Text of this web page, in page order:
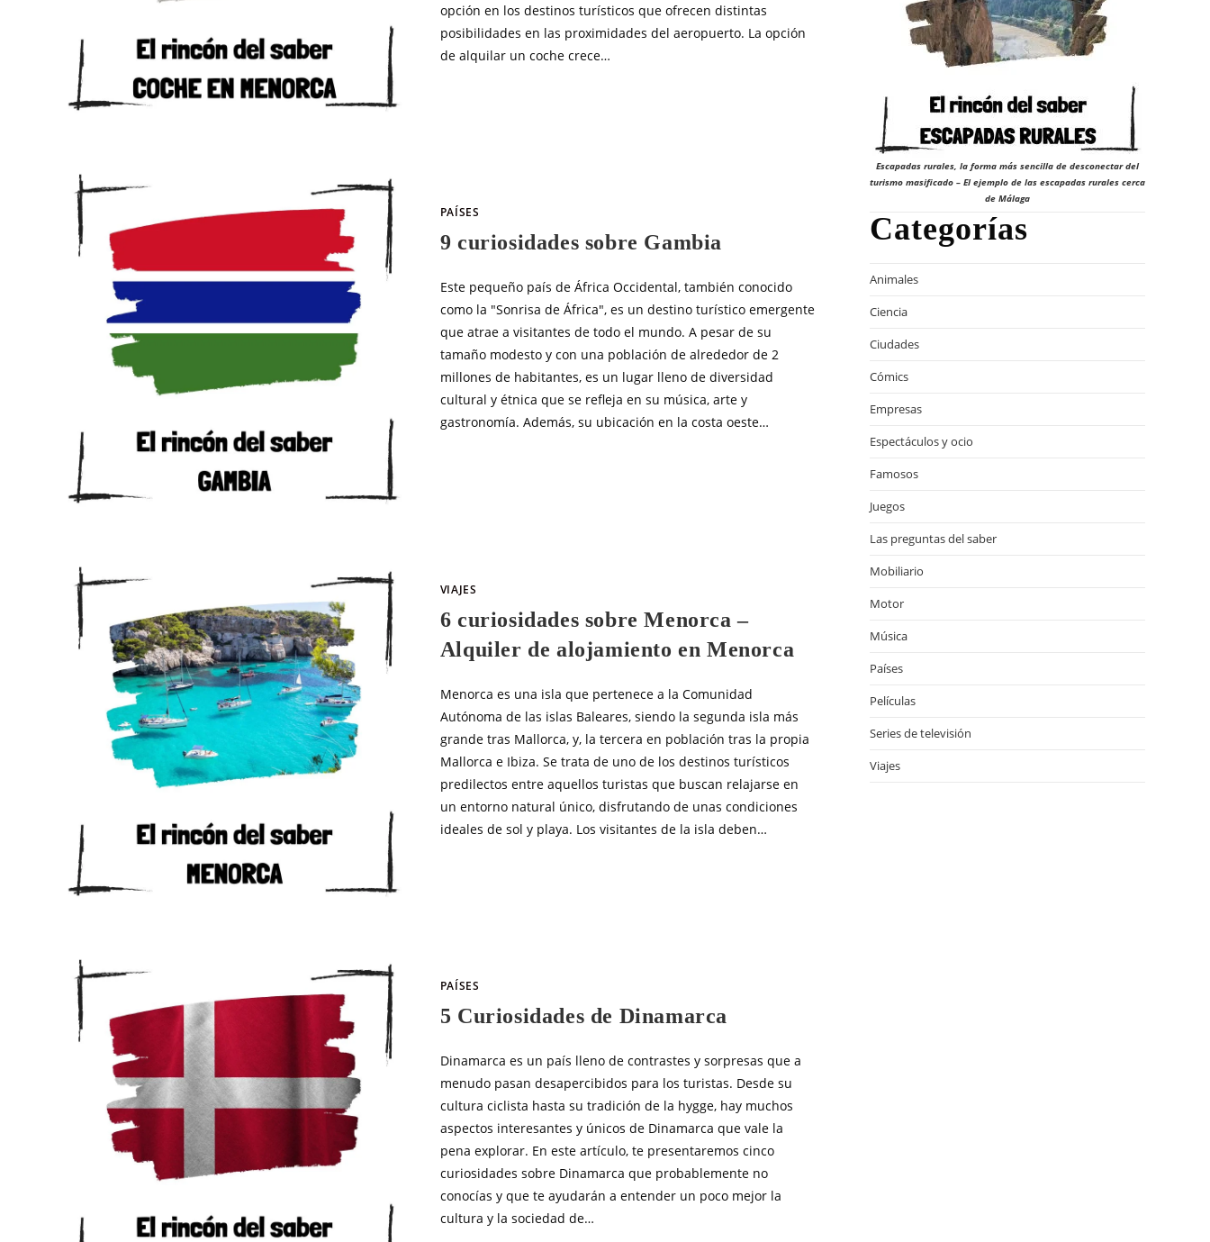
opción en los destinos turísticos que ofrecen distintas
posibilidades en las proximidades del aeropuerto. La opción
de alquilar un coche crece…
PAÍSES
9 curiosidades sobre Gambia
Este pequeño país de África Occidental, también conocido
como la "Sonrisa de África", es un destino turístico emergente
que atrae a visitantes de todo el mundo. A pesar de su
tamaño modesto y con una población de alrededor de 2
millones de habitantes, es un lugar lleno de diversidad
cultural y étnica que se refleja en su música, arte y
gastronomía. Además, su ubicación en la costa oeste…
VIAJES
6 curiosidades sobre Menorca –
Alquiler de alojamiento en Menorca
Menorca es una isla que pertenece a la Comunidad
Autónoma de las islas Baleares, siendo la segunda isla más
grande tras Mallorca, y, la tercera en población tras la propia
Mallorca e Ibiza. Se trata de uno de los destinos turísticos
predilectos entre aquellos turistas que buscan relajarse en
un entorno natural único, disfrutando de unas condiciones
ideales de sol y playa. Los visitantes de la isla deben…
PAÍSES
5 Curiosidades de Dinamarca
Dinamarca es un país lleno de contrastes y sorpresas que a
menudo pasan desapercibidos para los turistas. Desde su
cultura ciclista hasta su tradición de la hygge, hay muchos
aspectos interesantes y únicos de Dinamarca que vale la
pena explorar. En este artículo, te presentaremos cinco
curiosidades sobre Dinamarca que probablemente no
conocías y que te ayudarán a entender un poco mejor la
cultura y la sociedad de…
Escapadas rurales, la forma más sencilla de desconectar del
turismo masificado – El ejemplo de las escapadas rurales cerca
de Málaga
Categorías
Animales
Ciencia
Ciudades
Cómics
Empresas
Espectáculos y ocio
Famosos
Juegos
Las preguntas del saber
Mobiliario
Motor
Música
Países
Películas
Series de televisión
Viajes